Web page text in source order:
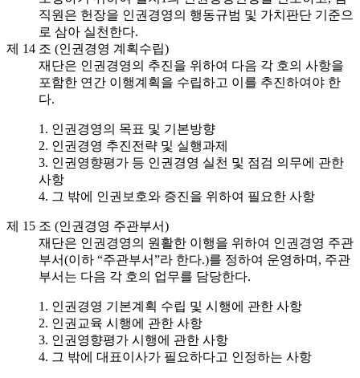
직원은 헌장을 인권경영의 행동규범 및 가치판단 기준으
로 삼아 실천한다.
제 14 조 (인권경영 계획수립)
재단은 인권경영의 추진을 위하여 다음 각 호의 사항을
포함한 연간 이행계획을 수립하고 이를 추진하여야 한
다.
1. 인권경영의 목표 및 기본방향
2. 인권경영 추진전략 및 실행과제
3. 인권영향평가 등 인권경영 실천 및 점검 의무에 관한
사항
4. 그 밖에 인권보호와 증진을 위하여 필요한 사항
제 15 조 (인권경영 주관부서)
재단은 인권경영의 원활한 이행을 위하여 인권경영 주관
부서(이하 “주관부서”라 한다.)를 정하여 운영하며, 주관
부서는 다음 각 호의 업무를 담당한다.
1. 인권경영 기본계획 수립 및 시행에 관한 사항
2. 인권교육 시행에 관한 사항
3. 인권영향평가 시행에 관한 사항
4. 그 밖에 대표이사가 필요하다고 인정하는 사항